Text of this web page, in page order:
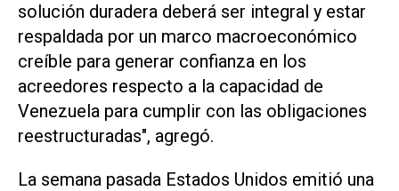
solución duradera deberá ser integral y estar
respaldada por un marco macroeconómico
creíble ‌para generar confianza en los
acreedores respecto a la capacidad de
Venezuela para cumplir con las obligaciones
reestructuradas", agregó.
La semana pasada Estados Unidos emitió una